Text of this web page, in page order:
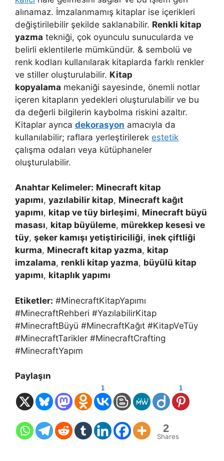
alınamaz. İmzalanmamış kitaplar ise içerikleri
değiştirilebilir şekilde saklanabilir. Renkli kitap
yazma tekniği, çok oyunculu sunucularda ve
belirli eklentilerle mümkündür. & sembolü ve
renk kodları kullanılarak kitaplarda farklı renkler
ve stiller oluşturulabilir. Kitap
kopyalama mekaniği sayesinde, önemli notlar
içeren kitapların yedekleri oluşturulabilir ve bu
da değerli bilgilerin kaybolma riskini azaltır.
Kitaplar ayrıca dekorasyon amacıyla da
kullanılabilir; raflara yerleştirilerek estetik
çalışma odaları veya kütüphaneler
oluşturulabilir.
Anahtar Kelimeler: Minecraft kitap
yapımı, yazılabilir kitap, Minecraft kağıt
yapımı, kitap ve tüy birleşimi, Minecraft büyü
masası, kitap büyüleme, mürekkep kesesi ve
tüy, şeker kamışı yetiştiriciliği, inek çiftliği
kurma, Minecraft kitap yazma, kitap
imzalama, renkli kitap yazma, büyülü kitap
yapımı, kitaplık yapımı
Etiketler: #MinecraftKitapYapımı
#MinecraftRehberi #YazılabilirKitap
#MinecraftBüyü #MinecraftKağıt #KitapVeTüy
#MinecraftTarikler #MinecraftCrafting
#MinecraftYapım
Paylaşın
1 1
2
Shares